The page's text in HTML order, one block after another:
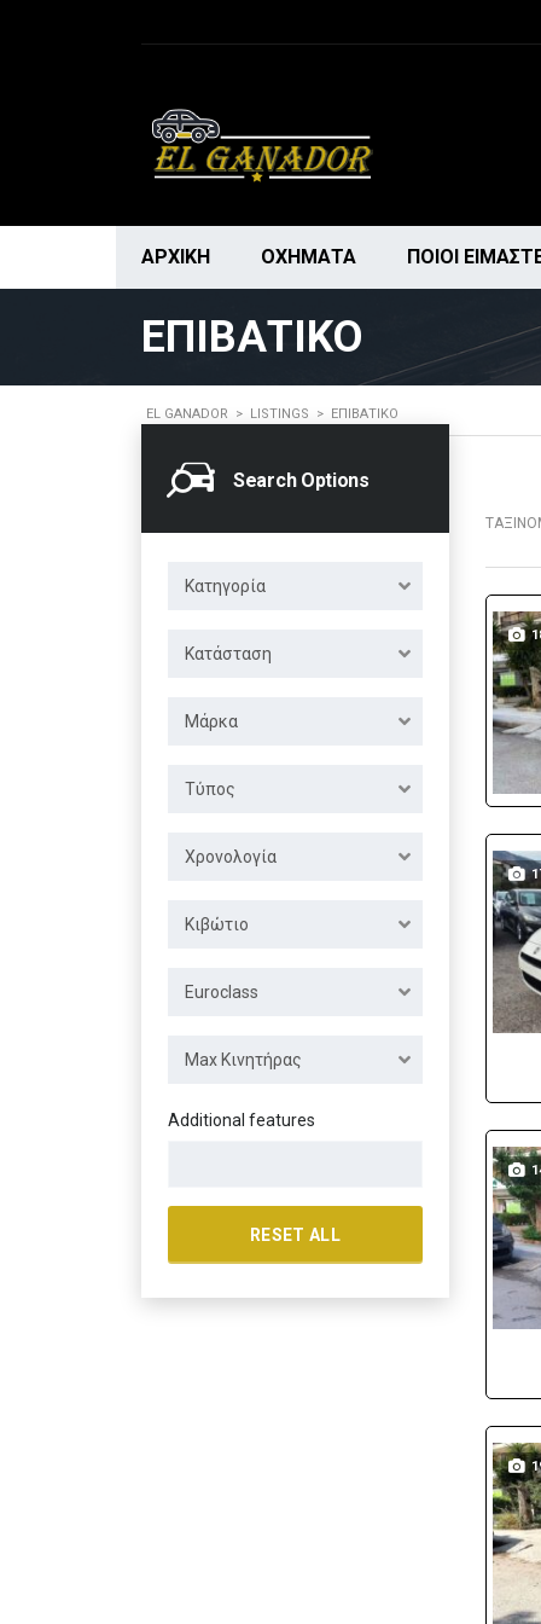
ΑΡΧΙΚΉ ΟΧΉΜΑΤΑ ΠΟΙΟΙ
ΕΠΙΒΑΤΙΚΌ
EL GANADOR > LISTINGS > ΕΠΙΒΑΤΙΚΌ
Search Options
Κατηγορία
Κατάσταση
Μάρκα
Τύπος
Χρονολογία
Κιβώτιο
Euroclass
Max Κινητήρας
Additional features
RESET ALL